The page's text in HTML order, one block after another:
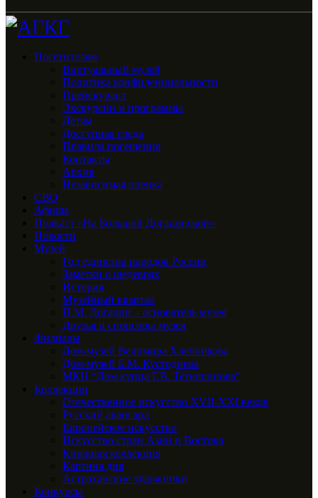
Посетителям
Виртуальный музей
Политика конфиденциальности
Прейскурант
Экскурсии и программы
Детям
Доступная среда
Правила посещения
Контакты
Архив
Независимая оценка
СВО
Афиша
Подкаст «На Большой Догадинской»
Новости
Музей
Год единства народов России
Заметки о шедеврах
История
Музейный квартал
П.М. Догадин – основатель музея
Друзья и спонсоры музея
Филиалы
Дом-музей Велимира Хлебникова
Дом-музей Б.М. Кустодиева
МКЦ “Дом купца Г.В. Тетюшинова”
Коллекции
Отечественное искусство XVII-XXI веков
Русский авангард
Европейское искусство
Искусство стран Азии и Востока
Книжная коллекция
Картина дня
Астраханские художники
Конкурсы